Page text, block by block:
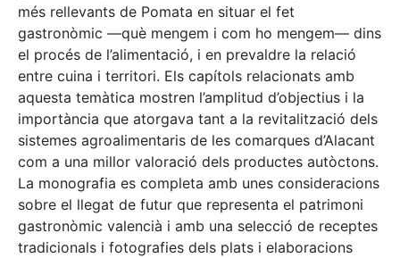
més rellevants de Pomata en situar el fet
gastronòmic —què mengem i com ho mengem— dins
el procés de l’alimentació, i en prevaldre la relació
entre cuina i territori. Els capítols relacionats amb
aquesta temàtica mostren l’amplitud d’objectius i la
importància que atorgava tant a la revitalització dels
sistemes agroalimentaris de les comarques d’Alacant
com a una millor valoració dels productes autòctons.
La monografia es completa amb unes consideracions
sobre el llegat de futur que representa el patrimoni
gastronòmic valencià i amb una selecció de receptes
tradicionals i fotografies dels plats i elaboracions